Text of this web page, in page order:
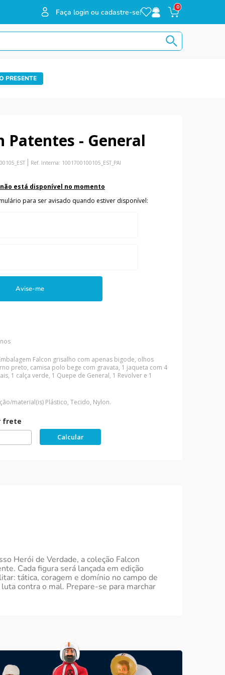
Faça login ou cadastre-se!
0
PRESENTE
Patentes - General
Ref. Interna: 1001700100105_EST_PAI
está disponível no momento
para ser avisado quando estiver disponível:
Avise-me
Falcon grisalho com apenas bigode, olhos
preto, camisa polo bege com gravata, 1 jaqueta com 4
1 calça verde, 1 Quepe de General, 1 Revolver e 1
material(is) Plástico, Tecido, Nylon.
Herói de Verdade, a coleção Falcon
Cada figura será lançada em edição
tática, coragem e domínio no campo de
contra o mal. Prepare-se para marchar